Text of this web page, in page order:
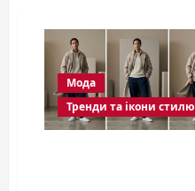
Мода
Тренди та ікони стилю